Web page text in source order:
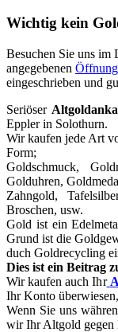
Wichtig kein
Besuchen Sie uns im
angegebenen
eingeschrieben und
Seriöser
Eppler in Solothurn.
Wir kaufen jede Art
Form;
Goldschmuck,
Golduhren,
Zahngold,
Broschen, usw.
Gold ist ein
Grund ist die
duch Goldrecycling
Dies ist ein Beitrag
Wir kaufen auch Ihr
Ihr Konto überwiesen,
Wenn Sie uns
wir Ihr Altgold gegen